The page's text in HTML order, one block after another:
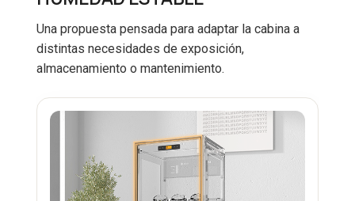
Una propuesta pensada para adaptar la cabina a
distintas necesidades de exposición,
almacenamiento o mantenimiento.